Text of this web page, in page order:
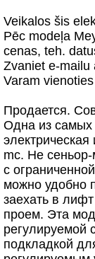
Veikalos šis
Pēc modeļa
cenas, teh.
Zvaniet e-mailu
Varam
Продается.
Одна из
mc. Не
с
можно удобно
заехать в
проем. Эта
регулируемой
подкладкой